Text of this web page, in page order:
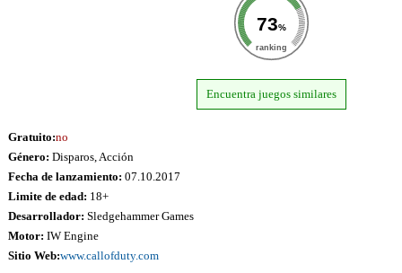
73%
ranking
Encuentra juegos similares
Gratuito:no
Género: Disparos, Acción
Fecha de lanzamiento: 07.10.2017
Limite de edad: 18+
Desarrollador: Sledgehammer Games
Motor: IW Engine
Sitio Web:www.callofduty.com